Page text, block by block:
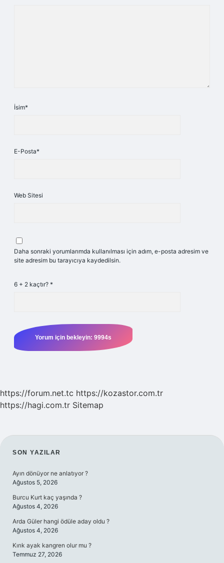
İsim*
E-Posta*
Web Sitesi
Daha sonraki yorumlarımda kullanılması için adım, e-posta adresim ve
site adresim bu tarayıcıya kaydedilsin.
6 + 2 kaçtır? *
https://forum.net.tc https://kozastor.com.tr
https://hagi.com.tr Sitemap
SIDEBAR
SON YAZILAR
Ayın dönüyor ne anlatıyor ?
Ağustos 5, 2026
Burcu Kurt kaç yaşında ?
Ağustos 4, 2026
Arda Güler hangi ödüle aday oldu ?
Ağustos 4, 2026
Kırık ayak kangren olur mu ?
Temmuz 27, 2026